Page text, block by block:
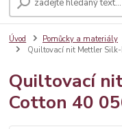
Úvod Pomůcky a materiály
Quiltovací nit Mettler
Quiltovací
Cotton 40